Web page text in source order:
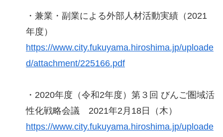
・兼業・副業による外部人材活動実績（2021
年度）
https://www.city.fukuyama.hiroshima.jp/uploade
d/attachment/225166.pdf
・2020年度（令和2年度）第３回 びんご圏域活
性化戦略会議 2021年2月18日（木）
https://www.city.fukuyama.hiroshima.jp/uploade